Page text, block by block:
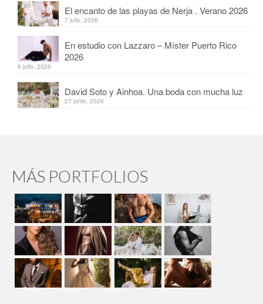
El encanto de las playas de Nerja . Verano 2026
7 julio, 2026
En estudio con Lazzaro – Míster Puerto Rico
2026
6 julio, 2026
David Soto y Ainhoa. Una boda con mucha luz
27 junio, 2026
MÁS PORTFOLIOS